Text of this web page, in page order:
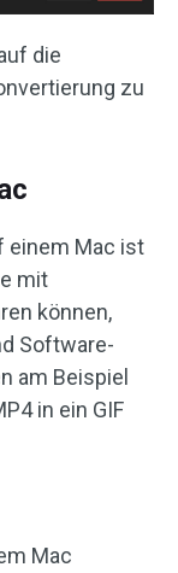
die
zu
einem Mac ist
mit
können,
Software-
am Beispiel
in ein GIF
Mac